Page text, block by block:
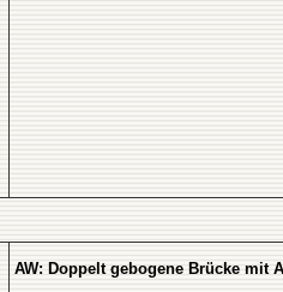
AW: Doppelt gebogene Brücke mit